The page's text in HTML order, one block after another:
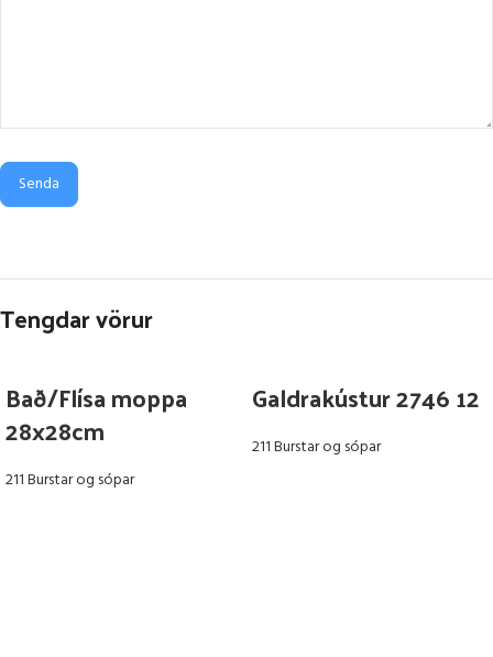
Senda
Tengdar vörur
Bað/Flísa moppa
28x28cm
211 Burstar og sópar
Galdrakústur 2746 12
211 Burstar og sópar